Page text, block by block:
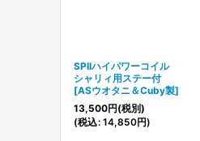
SPIIハイパワーコイル
シャリィ用ステー付
[ASウオタニ＆Cuby製]
13,500円(税別)
(税込: 14,850円)